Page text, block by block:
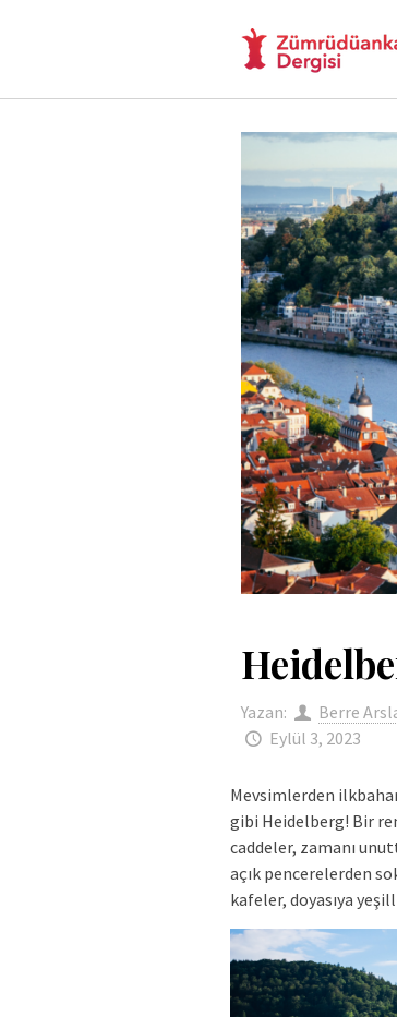
Yazan:
Berre
Eylül 3, 2023
Mevsimlerden
gibi Heidelberg! Bir
caddeler, zamanı
açık pencerelerden
kafeler, doyasıya